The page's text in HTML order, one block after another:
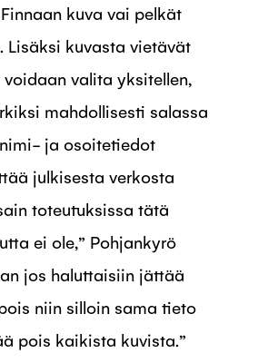
kuva vai pelkät
Lisäksi kuvasta vietävät
valita yksitellen,
mahdollisesti salassa
ja osoitetiedot
julkisesta verkosta
toteutuksissa tätä
ei ole,” Pohjankyrö
jos haluttaisiin jättää
niin silloin sama tieto
pois kaikista kuvista.”